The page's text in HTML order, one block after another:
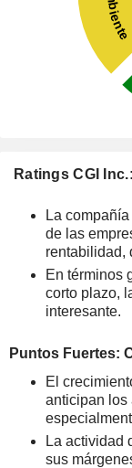
Ratings CGI
La
de las
rentabilidad,
En términos
corto plazo,
interesante.
Puntos Fuertes:
El
anticipan los
La actividad
sus